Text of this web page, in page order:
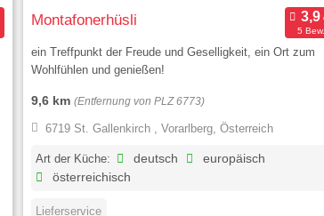
Montafonerhüsli
5 Bew.
ein Treffpunkt der Freude und Geselligkeit, ein Ort zum
Wohlfühlen und genießen!
9,6 km (Entfernung von PLZ 6773)
6719 St. Gallenkirch , Vorarlberg, Österreich
Art der Küche: deutsch
europäisch
österreichisch
Lieferservice